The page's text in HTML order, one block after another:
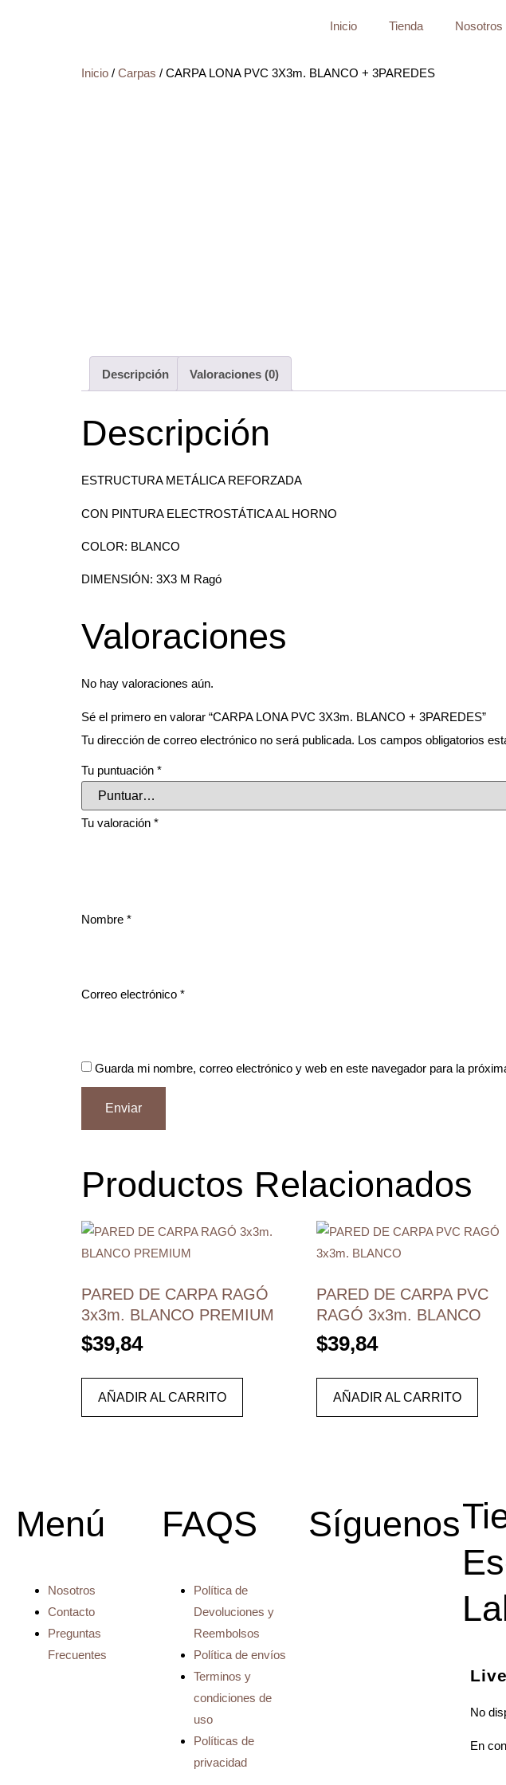
Inicio Tienda Nosotros
Inicio / Carpas / CARPA LONA PVC 3X3m. BLANCO + 3PAREDES
Descripción Valoraciones (0)
Descripción
ESTRUCTURA METÁLICA REFORZADA
CON PINTURA ELECTROSTÁTICA AL HORNO
COLOR: BLANCO
DIMENSIÓN: 3X3 M Ragó
Valoraciones
No hay valoraciones aún.
Sé el primero en valorar “CARPA LONA PVC 3X3m. BLANCO + 3PAREDES”
Tu dirección de correo electrónico no será publicada. Los campos obligatorios
Tu puntuación *
Tu valoración *
Nombre *
Correo electrónico *
Guarda mi nombre, correo electrónico y web en este navegador para la
Productos Relacionados
PARED DE CARPA RAGÓ
3x3m. BLANCO PREMIUM
$39,84
AÑADIR AL CARRITO
PARED DE CARPA PVC
RAGÓ 3x3m. BLANCO
$39,84
AÑADIR AL CARRITO
Menú
Nosotros
Contacto
Preguntas
Frecuentes
FAQS
Política de
Devoluciones y
Reembolsos
Política de envíos
Terminos y
condiciones de
uso
Políticas de
privacidad
Síguenos
No
En